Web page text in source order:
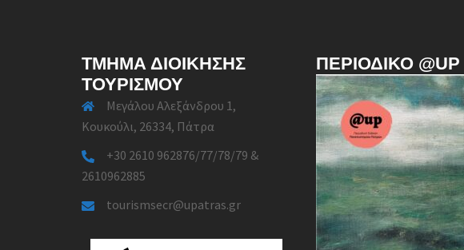
ΤΜΉΜΑ ΔΙΟΊΚΗΣΗΣ
ΤΟΥΡΙΣΜΟΎ
Μεγάλου Αλεξάνδρου 1,
Κουκούλι, 26334, Πάτρα
+30 2610 962876/77/78/79 &
2610962885
tourismsecr@upatras.gr
ΠΕΡΙΟΔΙΚΌ @UP